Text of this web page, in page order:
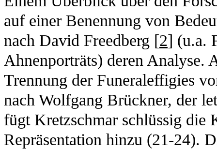
auf einer Benennung von
nach David Freedberg [2] (u.a.
Ahnenporträts) deren Analyse.
Trennung der Funeraleffigies
nach Wolfgang Brückner, der
fügt Kretzschmar schlüssig die
Repräsentation hinzu (21-24).